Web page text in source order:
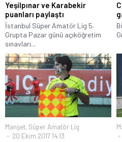
Yeşilpınar ve Karabekir
puanları paylaştı
İstanbul Süper Amatör Lig 5.
Grupta Pazar günü açıköğretim
sınavları...
Manşet, Süper Amatör Lig
20 Ekim 2017 14:13